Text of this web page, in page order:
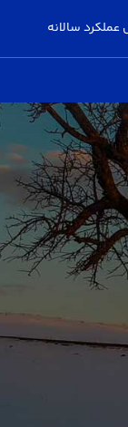
عملکرد سالانه